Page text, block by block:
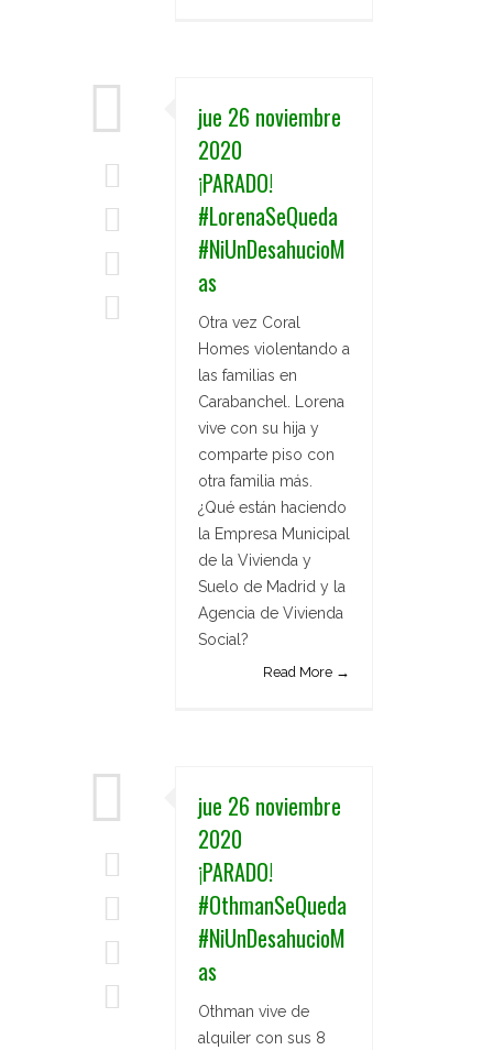
jue 26 noviembre
2020
¡PARADO!
#LorenaSeQueda
#NiUnDesahucioM
as
Otra vez Coral
Homes violentando a
las familias en
Carabanchel. Lorena
vive con su hija y
comparte piso con
otra familia más.
¿Qué están haciendo
la Empresa Municipal
de la Vivienda y
Suelo de Madrid y la
Agencia de Vivienda
Social?
Read More →
jue 26 noviembre
2020
¡PARADO!
#OthmanSeQueda
#NiUnDesahucioM
as
Othman vive de
alquiler con sus 8